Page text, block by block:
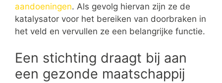
aandoeningen. Als gevolg hiervan zijn ze de
katalysator voor het bereiken van doorbraken in
het veld en vervullen ze een belangrijke functie.
Een stichting draagt bij aan
een gezonde maatschappij